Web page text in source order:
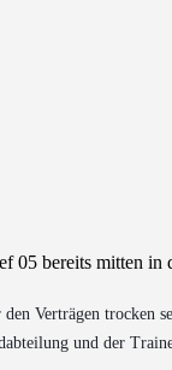
05 bereits mitten in
Verträgen trocken
und der